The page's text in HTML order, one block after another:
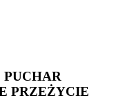
PRZEŻYCIE